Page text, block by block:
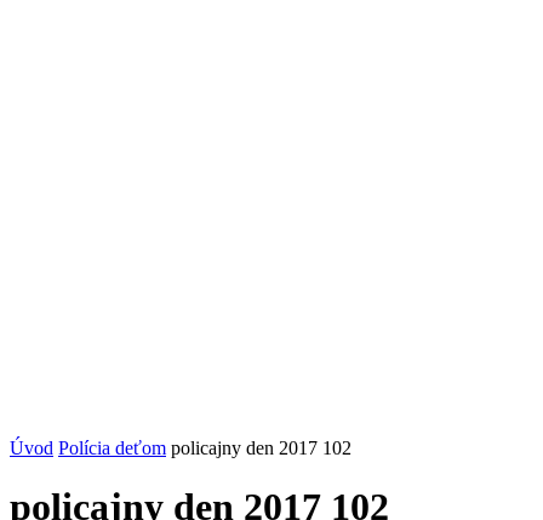
Úvod Polícia deťom policajny den 2017 102
policajny den 2017 102